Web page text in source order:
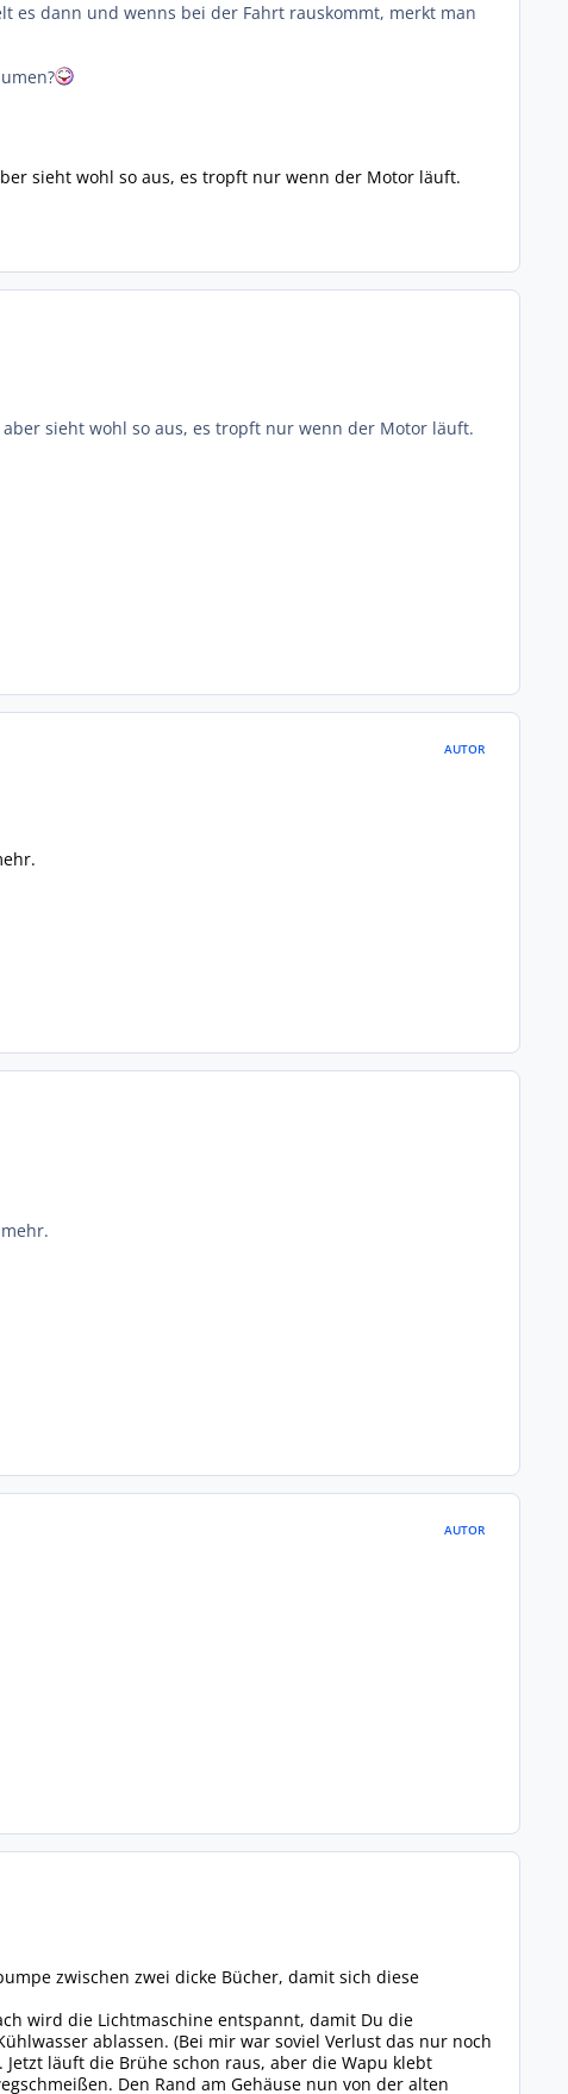
es dann und wenns bei der Fahrt rauskommt, merkt man
sieht wohl so aus, es tropft nur wenn der Motor läuft.
sieht wohl so aus, es tropft nur wenn der Motor läuft.
AUTOR
AUTOR
zwischen zwei dicke Bücher, damit sich diese
wird die Lichtmaschine entspannt, damit Du die
ablassen. (Bei mir war soviel Verlust das nur noch
läuft die Brühe schon raus, aber die Wapu klebt
Den Rand am Gehäuse nun von der alten